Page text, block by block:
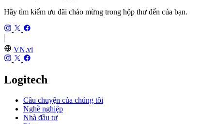
Hãy tìm kiếm ưu đãi chào mừng trong hộp thư đến của bạn.
VN,vi
Logitech
Câu chuyện của chúng tôi
Nghề nghiệp
Nhà đầu tư